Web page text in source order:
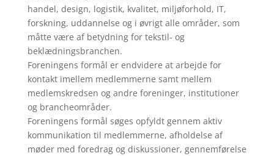
handel, design, logistik, kvalitet, miljøforhold, IT,
forskning, uddannelse og i øvrigt alle områder, som
måtte være af betydning for tekstil- og
beklædningsbranchen.
Foreningens formål er endvidere at arbejde for
kontakt imellem medlemmerne samt mellem
medlemskredsen og andre foreninger, institutioner
og brancheområder.
Foreningens formål søges opfyldt gennem aktiv
kommunikation til medlemmerne, afholdelse af
møder med foredrag og diskussioner, gennemførelse